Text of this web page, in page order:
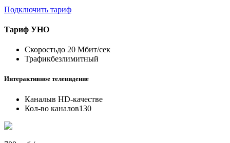
Подключить тариф
Тариф УНО
Скоростьдо 20 Мбит/сек
Трафикбезлимитный
Интерактивное телевидение
Каналыв HD-качестве
Кол-во каналов130